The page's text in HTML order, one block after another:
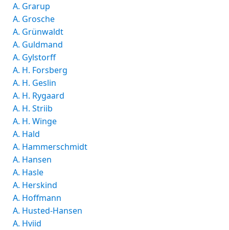
A. Grarup
A. Grosche
A. Grünwaldt
A. Guldmand
A. Gylstorff
A. H. Forsberg
A. H. Geslin
A. H. Rygaard
A. H. Striib
A. H. Winge
A. Hald
A. Hammerschmidt
A. Hansen
A. Hasle
A. Herskind
A. Hoffmann
A. Husted-Hansen
A. Hviid